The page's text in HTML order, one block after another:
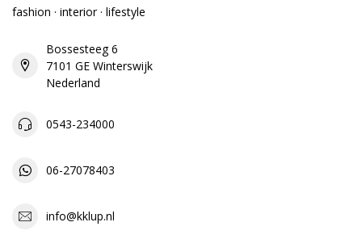
fashion · interior · lifestyle
Bossesteeg 6
7101 GE Winterswijk
Nederland
0543-234000
06-27078403
info@kklup.nl